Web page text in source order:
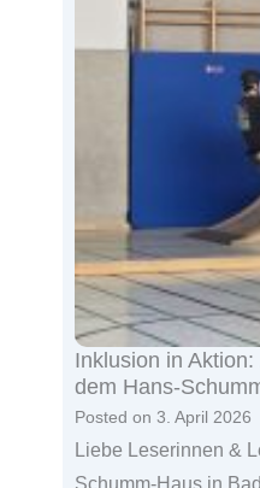
Inklusion in
dem Hans-
Posted on 3. April 2026
Liebe Leserinnen &
Schumm-Haus in